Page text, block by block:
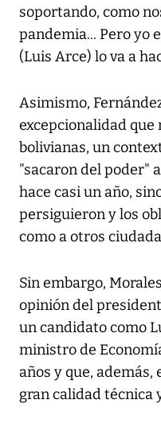
soportando, como
pandemia... Pero yo
(Luis Arce) lo va a
Asimismo,
excepcionalidad que
bolivianas, un
"sacaron del poder"
hace casi un año,
persiguieron y los
como a otros
Sin embargo,
opinión del
un candidato como
ministro de
años y que, además,
gran calidad técnica